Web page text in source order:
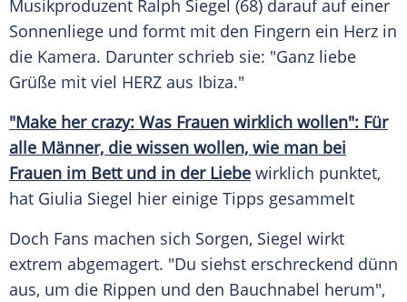
Musikproduzent Ralph Siegel (68) darauf auf einer
Sonnenliege und formt mit den Fingern ein Herz in
die Kamera. Darunter schrieb sie: "Ganz liebe
Grüße mit viel HERZ aus Ibiza."
"Make her crazy: Was Frauen wirklich wollen": Für
alle Männer, die wissen wollen, wie man bei
Frauen im Bett und in der Liebe wirklich punktet,
hat Giulia Siegel hier einige Tipps gesammelt
Doch Fans machen sich Sorgen, Siegel wirkt
extrem abgemagert. "Du siehst erschreckend dünn
aus, um die Rippen und den Bauchnabel herum",